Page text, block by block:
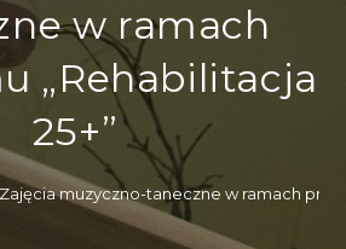
w ramach
„Rehabilitacja
25+”
Zajęcia muzyczno-taneczne w ramach